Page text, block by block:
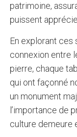
patrimoine,
puissent
En explorant ces
connexion entre
pierre, chaque
qui ont façonné
un monument
l’importance de
culture demeure